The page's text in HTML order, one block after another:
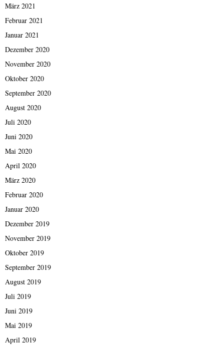
März 2021
Februar 2021
Januar 2021
Dezember 2020
November 2020
Oktober 2020
September 2020
August 2020
Juli 2020
Juni 2020
Mai 2020
April 2020
März 2020
Februar 2020
Januar 2020
Dezember 2019
November 2019
Oktober 2019
September 2019
August 2019
Juli 2019
Juni 2019
Mai 2019
April 2019